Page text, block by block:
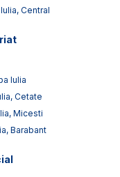
Central
Iulia
Cetate
Micesti
Barabant